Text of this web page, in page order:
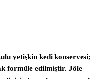
yetişkin kedi konservesi;
formüle edilmiştir. Jöle